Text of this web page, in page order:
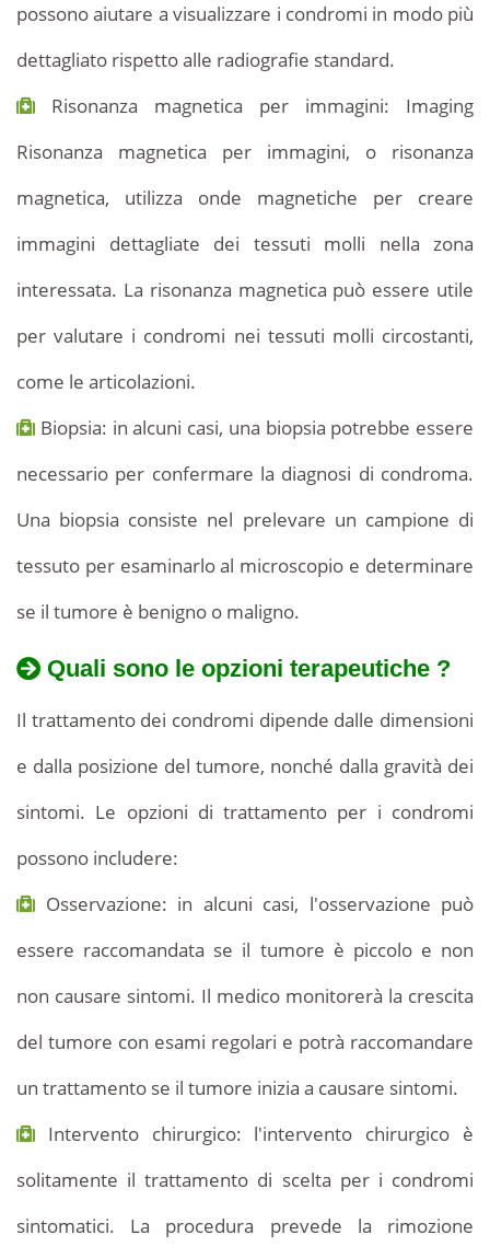
possono aiutare a visualizzare i condromi in modo più
dettagliato rispetto alle radiografie standard.
Risonanza magnetica per immagini: Imaging
Risonanza magnetica per immagini, o risonanza
magnetica, utilizza onde magnetiche per creare
immagini dettagliate dei tessuti molli nella zona
interessata. La risonanza magnetica può essere utile
per valutare i condromi nei tessuti molli circostanti,
come le articolazioni.
Biopsia: in alcuni casi, una biopsia potrebbe essere
necessario per confermare la diagnosi di condroma.
Una biopsia consiste nel prelevare un campione di
tessuto per esaminarlo al microscopio e determinare
se il tumore è benigno o maligno.
Quali sono le opzioni terapeutiche ?
Il trattamento dei condromi dipende dalle dimensioni
e dalla posizione del tumore, nonché dalla gravità dei
sintomi. Le opzioni di trattamento per i condromi
possono includere:
Osservazione: in alcuni casi, l'osservazione può
essere raccomandata se il tumore è piccolo e non
non causare sintomi. Il medico monitorerà la crescita
del tumore con esami regolari e potrà raccomandare
un trattamento se il tumore inizia a causare sintomi.
Intervento chirurgico: l'intervento chirurgico è
solitamente il trattamento di scelta per i condromi
sintomatici. La procedura prevede la rimozione